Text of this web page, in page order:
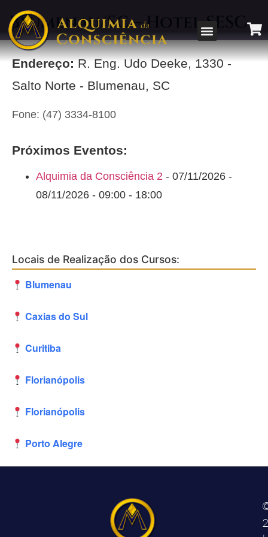
Blumenau/SC – Hotel SESC
Endereço: R. Eng. Udo Deeke, 1330 -
Salto Norte - Blumenau, SC
Fone: (47) 3334-8100
Próximos Eventos:
Alquimia da Consciência 2 - 07/11/2026 -
08/11/2026 - 09:00 - 18:00
Locais de Realização dos Cursos:
Blumenau
Caxias do Sul
Curitiba
Florianópolis
Florianópolis
Porto Alegre